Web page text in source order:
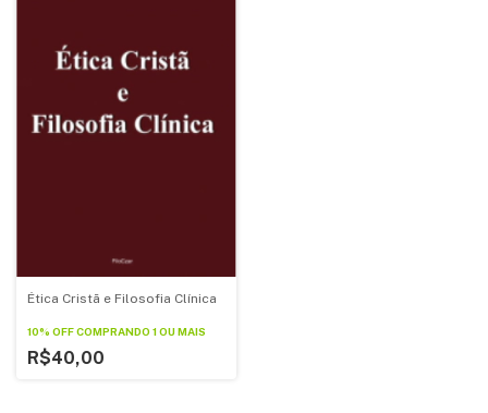
Ética Cristã e Filosofia Clínica
10% OFFCOMPRANDO 1 OU MAIS
R$40,00